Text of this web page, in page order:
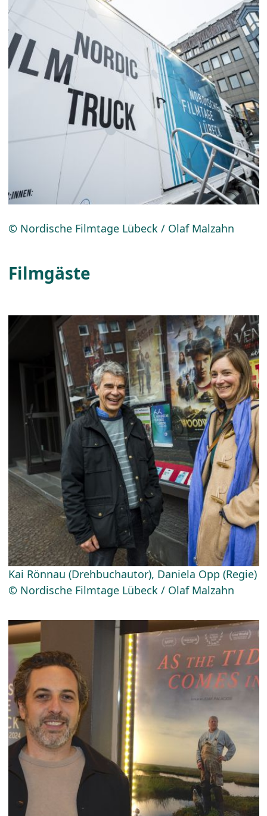
© Nordische Filmtage Lübeck / Olaf Malzahn
Filmgäste
Kai Rönnau (Drehbuchautor), Daniela Opp (Regie)
© Nordische Filmtage Lübeck / Olaf Malzahn